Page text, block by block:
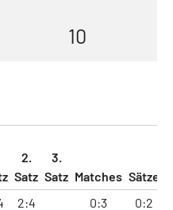
10
2.
Satz
3.
Satz Matches Sätze
2:4 0:3 0:2